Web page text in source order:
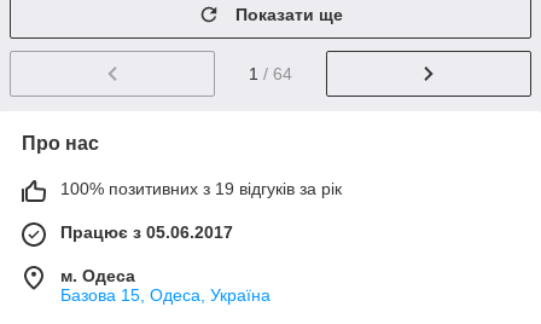
Показати ще
1 / 64
Про нас
100% позитивних з 19 відгуків за рік
Працює з 05.06.2017
м. Одеса
Базова 15, Одеса, Україна